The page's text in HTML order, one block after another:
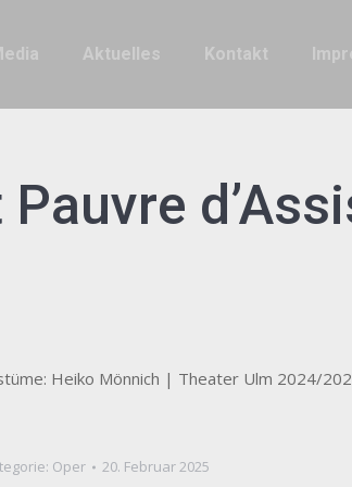
Aktuelles Kontakt
Heiko Mönnich | Theater Ulm 2024/
Oper 20. Februar 2025